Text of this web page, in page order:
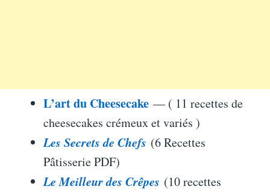
L’art du Cheesecake — ( 11 recettes de
cheesecakes crémeux et variés )
Les Secrets de Chefs (6 Recettes
Pâtisserie PDF)
Le Meilleur des Crêpes (10 recettes